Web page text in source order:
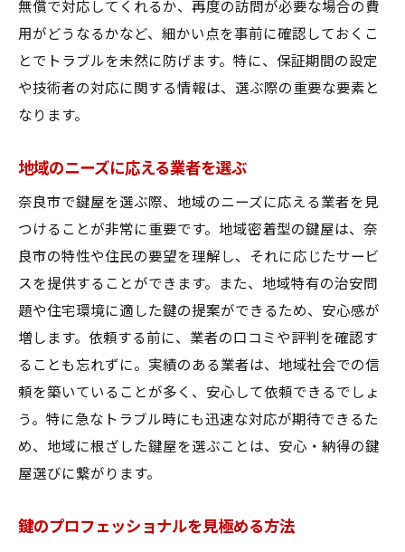
無償で対応してくれるか、再度の訪問が必要な場合の費
用がどうなるかなど、細かい点を事前に確認しておくこ
とでトラブルを未然に防げます。特に、保証期間の設定
や技術者の対応に関する情報は、選ぶ際の重要な要素と
なります。
地域のニーズに応える業者を選ぶ
奈良市で鍵屋を選ぶ際、地域のニーズに応える業者を見
つけることが非常に重要です。地域密着型の鍵屋は、奈
良市の特性や住民の要望を理解し、それに応じたサービ
スを提供することができます。また、地域特有の治安問
題や住宅環境に適した鍵の提案ができるため、安心感が
増します。依頼する前に、業者の口コミや評判を確認す
ることも忘れずに。実績のある業者は、地域社会での信
頼を築いていることが多く、安心して依頼できるでしょ
う。特に急なトラブル時にも迅速な対応が期待できるた
め、地域に根ざした鍵屋を選ぶことは、安心・納得の鍵
屋選びに繋がります。
鍵のプロフェッショナルを見極める方法